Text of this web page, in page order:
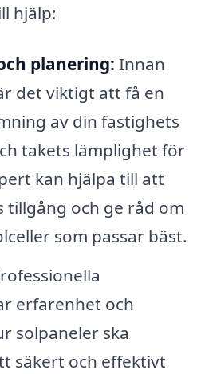
hjälp:
planering: Innan
det viktigt att få en
av din fastighets
takets lämplighet för
kan hjälpa till att
tillgång och ge råd om
som passar bäst.
erfarenhet och
solpaneler ska
säkert och effektivt